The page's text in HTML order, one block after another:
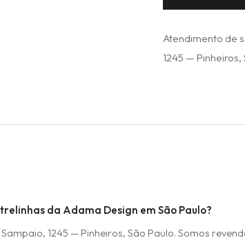
Atendimento de
1245 — Pinheiros,
da Adama Design em São Paulo?
1245 — Pinheiros, São Paulo. Somos